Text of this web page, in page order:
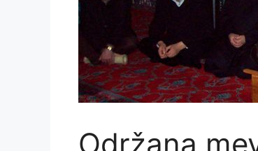
Održana